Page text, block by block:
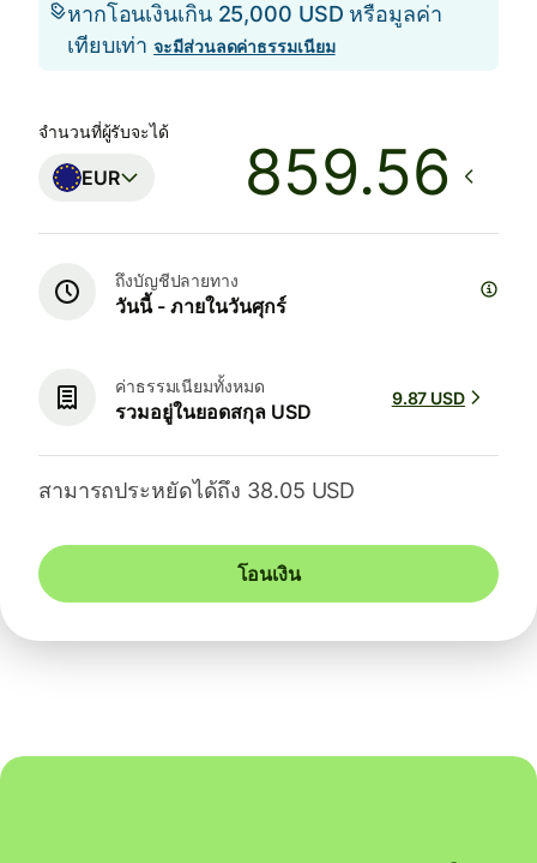
หากโอนเงินเกิน 25,000 USD หรือมูลค่า
เทียบเท่าจะมีส่วนลดค่าธรรมเนียม
จำนวนที่ผู้รับจะได้
EUR
ถึงบัญชีปลายทาง
วันนี้ - ภายในวันศุกร์
ค่าธรรมเนียมทั้งหมด
รวมอยู่ในยอดสกุล USD
9.87 USD
สามารถประหยัดได้ถึง 38.05 USD
โอนเงิน